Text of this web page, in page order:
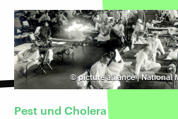
©picture alliance | National
Pest und Cholera